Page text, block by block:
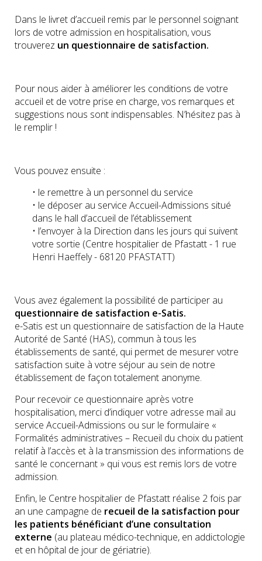
Dans le livret d’accueil remis par le personnel soignant
lors de votre admission en hospitalisation, vous
trouverez un questionnaire de satisfaction.
Pour nous aider à améliorer les conditions de votre
accueil et de votre prise en charge, vos remarques et
suggestions nous sont indispensables. N’hésitez pas à
le remplir !
Vous pouvez ensuite :
• le remettre à un personnel du service
• le déposer au service Accueil-Admissions situé
dans le hall d’accueil de l’établissement
• l’envoyer à la Direction dans les jours qui suivent
votre sortie (Centre hospitalier de Pfastatt - 1 rue
Henri Haeffely - 68120 PFASTATT)
Vous avez également la possibilité de participer au
questionnaire de satisfaction e-Satis.
e-Satis est un questionnaire de satisfaction de la Haute
Autorité de Santé (HAS), commun à tous les
établissements de santé, qui permet de mesurer votre
satisfaction suite à votre séjour au sein de notre
établissement de façon totalement anonyme.
Pour recevoir ce questionnaire après votre
hospitalisation, merci d’indiquer votre adresse mail au
service Accueil-Admissions ou sur le formulaire «
Formalités administratives – Recueil du choix du patient
relatif à l’accès et à la transmission des informations de
santé le concernant » qui vous est remis lors de votre
admission.
Enfin, le Centre hospitalier de Pfastatt réalise 2 fois par
an une campagne de recueil de la satisfaction pour
les patients bénéficiant d’une consultation
externe (au plateau médico-technique, en addictologie
et en hôpital de jour de gériatrie).